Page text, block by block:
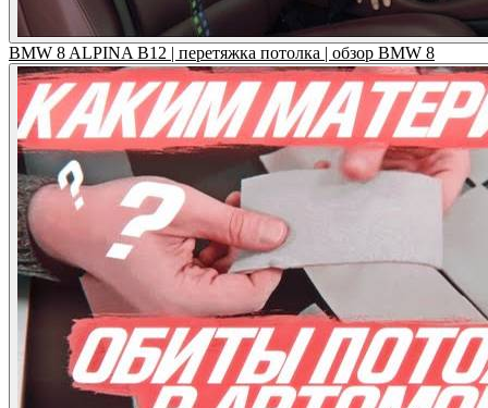
BMW 8 ALPINA B12 | перетяжка потолка | обзор BMW 8